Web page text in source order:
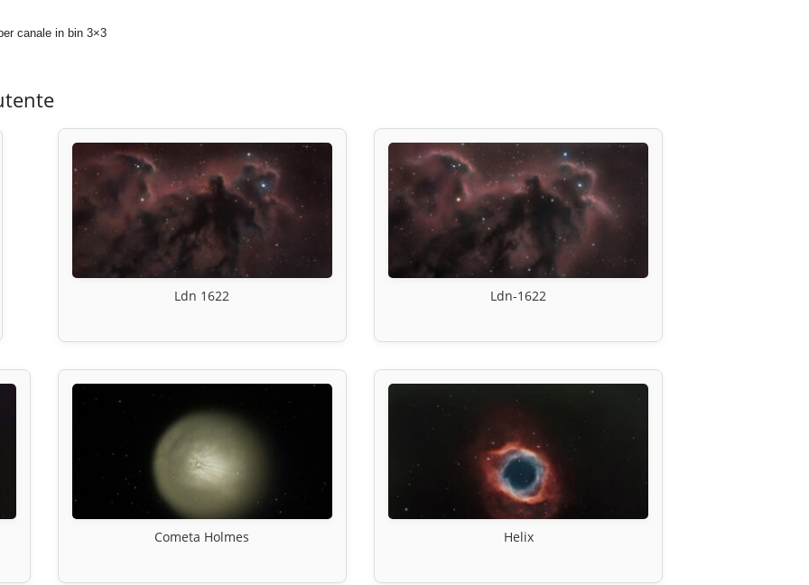
canale in bin 3×3
Ldn 1622 Ldn-1622
Cometa Holmes Helix